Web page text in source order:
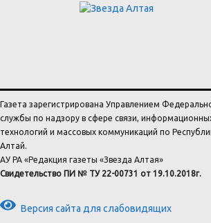
Газета зарегистрирована Управлением
службы по надзору в сфере связи,
технологий и массовых коммуникаций по
Алтай.
АУ РА «Редакция газеты «Звезда Алтая»
Свидетельство ПИ № ТУ 22-00731 от 19.10.2018г.
Версия сайта для слабовидящих